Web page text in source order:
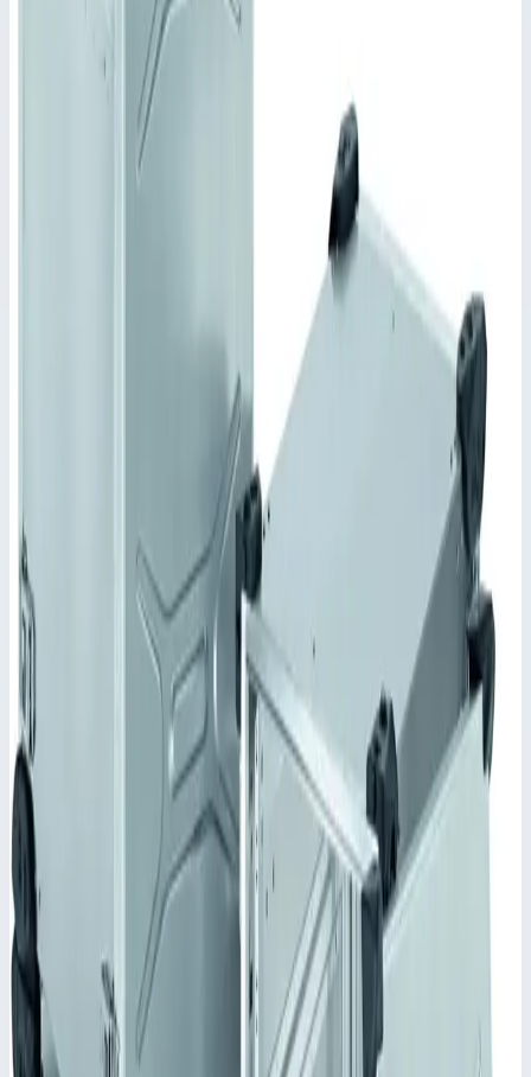
Другие размеры – по запросу. Высота корпуса с опорой
для штабелирования = габаритный размер
(номинальный) + 11,5 мм. Глубина нестандартной
крышки – в зависимости от исполнения.,Также в
исполнении для упаковки опасных грузов.,Широкий
ассортимент дополнительных комплектующих.
Ключевые преимущества
Каркас соединен с рубашкой направляющими и
шарнирами. Материал и тип шарниров выбирается в
зависимости от предъявляемых требований.
Степень защиты IP 65 по DIN EN 60529 и IEC 34-
5/529 обеспечивается сварным корпусом и крышкой с
Планки для штабелирования на днище,
соответствующие им углубления – вверху.
Укладываются в штабель независимо от размера
Прочный профиль рамы со встроенными
плавающими креплениями ответных частей защелок.
Утапливаемые ручки по бокам.
Армирующие подштамповки со всех сторон и на
крышке (кроме NT610).
Восемь шарниров с направляющими для крепления
Характеристики
📋
Общие сведения
Артикул
Характеристики
Внешние размеры
694,0х534,0х570,5 мм
Номинальная глубина
610,0 мм
Высота установки
11 HE/U